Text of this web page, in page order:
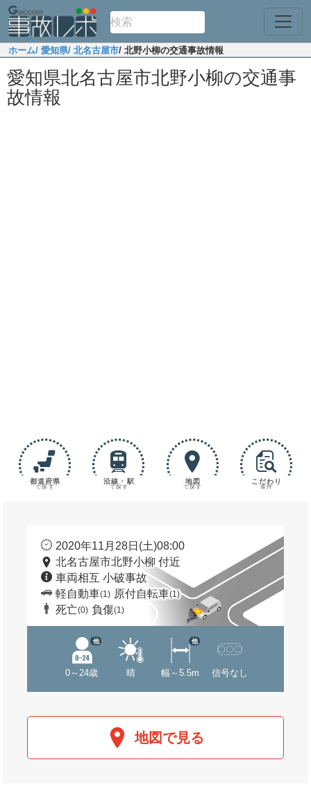
ホーム/ 愛知県/ 北名古屋市/ 北野小柳の交通事故情報
愛知県北名古屋市北野小柳の交通事
故情報
都道府県
で探す
沿線・駅
で探す
地図
で探す
こだわり
条件
2020年11月28日(土)08:00
北名古屋市北野小柳 付近
車両相互 小破事故
軽自動車(1) 原付自転車(1)
死亡(0) 負傷(1)
0～24歳
他
晴 幅～5.5m
他
信号なし
地図で見る